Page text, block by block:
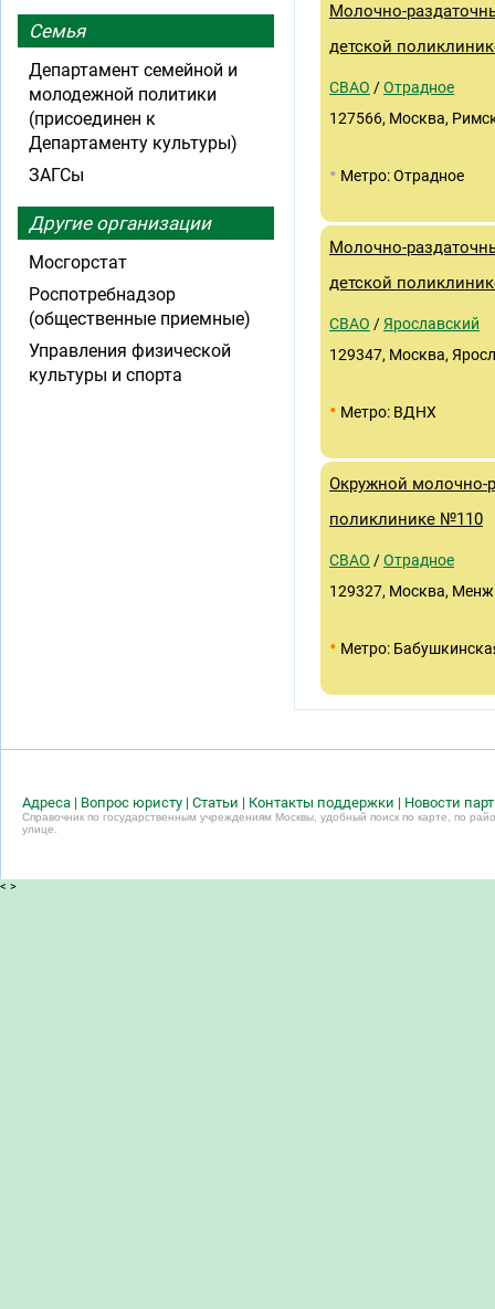
Молочно-
детской
СВАО /Отрадное
127566, Москва,
• Метро: Отрадное
Молочно-
детской
СВАО / Ярославский
129347, Москва,
• Метро: ВДНХ
Окружной молочно-
поликлинике №110
СВАО /Отрадное
129327, Москва,
• Метро:
Семья
Департамент семейной и
молодежной политики
(присоединен к
Департаменту культуры)
ЗАГСы
Другие организации
Мосгорстат
Роспотребнадзор
(общественные приемные)
Управления физической
культуры и спорта
Адреса | Вопрос юристу | Статьи | Контакты поддержки | Новости
Справочник по государственным учреждениям Москвы, удобный поиск по карте, по
улице.
< >